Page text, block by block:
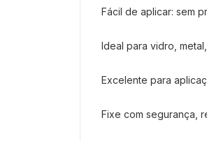
Fácil de aplicar: sem
Ideal para vidro,
Excelente para
Fixe com segurança,